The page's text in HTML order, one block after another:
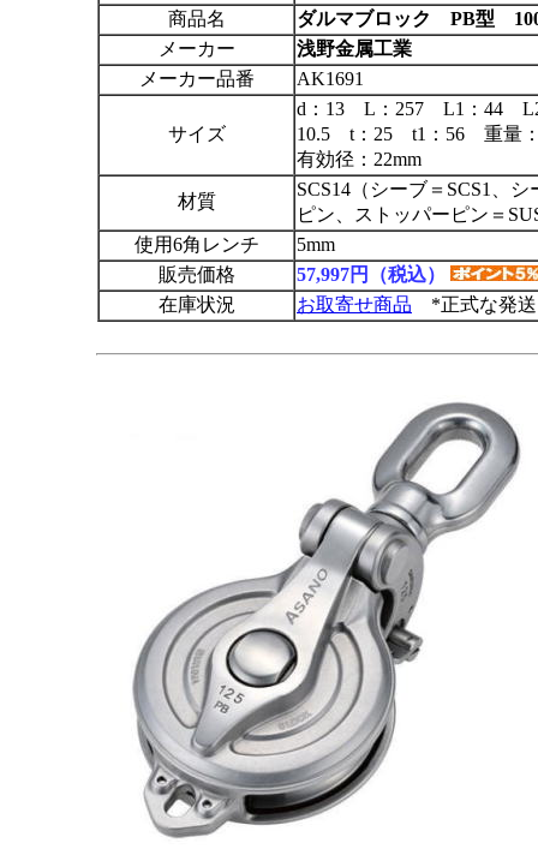
商品名
ダルマブロック PB型
メーカー
浅野金属工業
メーカー品番
AK1691
サイズ
d：13 L：257 L1：44
10.5 t：25 t1：56 重量
有効径：22mm
材質
SCS14（シーブ＝SCS1、
ピン、ストッパーピン＝
使用6角レンチ
5mm
販売価格
57,997円（税込）
在庫状況
お取寄せ商品 *正式な発送